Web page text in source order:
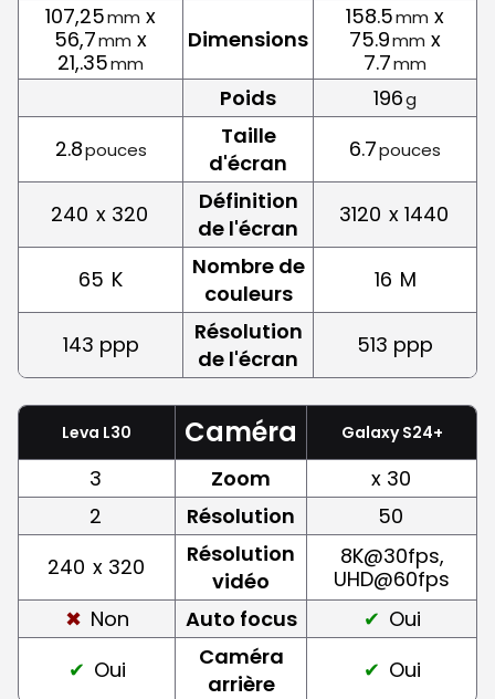
107,25mm x
56,7mm x
21,.35mm
Dimensions
158.5mm x
75.9mm x
7.7mm
Poids 196g
2.8pouces
Taille
d'écran
6.7pouces
240 x 320
Définition
de l'écran
3120 x 1440
65 K
Nombre de
couleurs
16 M
143 ppp
Résolution
de l'écran
513 ppp
Leva L30 Caméra Galaxy S24+
3 Zoom
x 30
2
Résolution
50
240 x 320
Résolution
vidéo
8K@30fps,
UHD@60fps
Non
Auto focus
Oui
Oui
Caméra
arrière
Oui